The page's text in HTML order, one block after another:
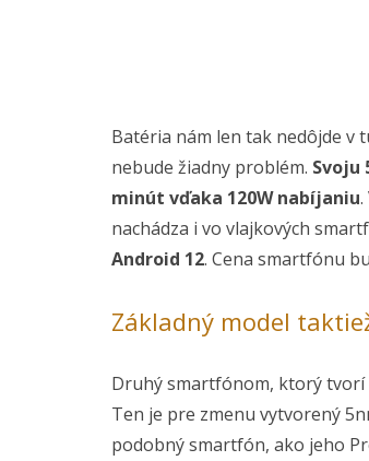
Batéria nám len tak nedôjde v
nebude žiadny problém. Svoju
minút vďaka 120W nabíjaniu
nachádza i vo vlajkových
Android 12. Cena smartfónu
Základný model
Druhý smartfónom, ktorý tvorí
Ten je pre zmenu vytvorený
podobný smartfón, ako jeho